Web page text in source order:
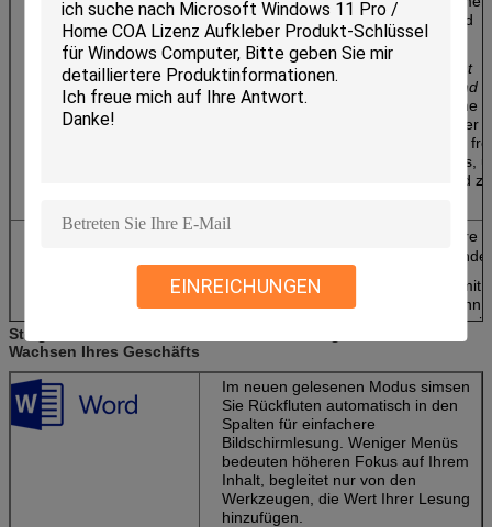
EINREICHUNGEN
handhaben und
Arbeitspläne.
Teilen Sie leicht
Notizbücher und
Senden Sie eine
Verbindung oder
verwenden Sie
Büro-Netz Apps,
anzusehen und zu
Machen Sie Ihre
groß-
Beginnen Sie mit
Schablone, dann
Sie Ihre Arbeit mit
sachverständigen
Bearbeiten Sie
die Sie wünschen
Nehmen Sie Ihre
unter
Tastatur, des
des mit
Steigern Sie zu den neuesten Bürowerkzeugen für das
Wachsen Ihres Geschäfts
Im neuen gelesenen Modus simsen
Sie Rückfluten automatisch in den
Spalten für einfachere
Bildschirmlesung. Weniger Menüs
bedeuten höheren Fokus auf Ihrem
Inhalt, begleitet nur von den
Werkzeugen, die Wert Ihrer Lesung
hinzufügen.